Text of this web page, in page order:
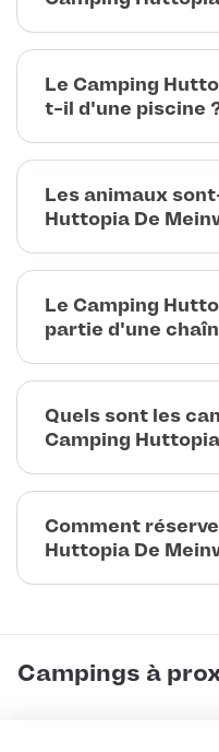
Le Camping
t-il d'une piscine
Les animaux
Huttopia De
Le Camping
partie d'une
Quels sont les
Camping
Comment
Huttopia De
Campings à